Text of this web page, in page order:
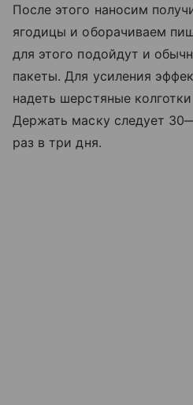
После этого наносим
ягодицы и оборачиваем
для этого подойдут и
пакеты. Для усиления
надеть шерстяные
Держать маску следует
раз в три дня.